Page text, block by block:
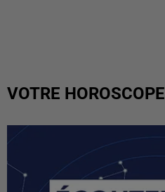
VOTRE HOROSCOPE